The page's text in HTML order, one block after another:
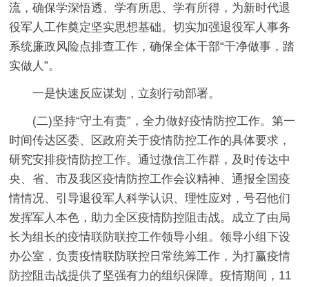
流，确保学深悟透、学有所思、学有所得，为新时代退
役军人工作奠定坚实思想基础。切实加强退役军人事务
系统廉政风险点排查工作，确保全体干部“干净做事，踏
实做人”。
一是快速反应谋划，立刻行动部署。
(二)坚持“守土有责”，全力做好疫情防控工作。第一
时间传达区委、区政府关于疫情防控工作的具体要求，
研究安排疫情防控工作。通过微信工作群，及时传达中
央、省、市及我区疫情防控工作会议精神、通报全国疫
情情况、引导退役军人科学认识、理性应对，号召他们
发挥军人本色，助力全区疫情防控阻击战。成立了由局
长为组长的疫情联防联控工作领导小组。领导小组下设
办公室，负责疫情联防联控日常统筹工作，为打赢疫情
防控阻击战提供了坚强有力的组织保障。疫情期间，11